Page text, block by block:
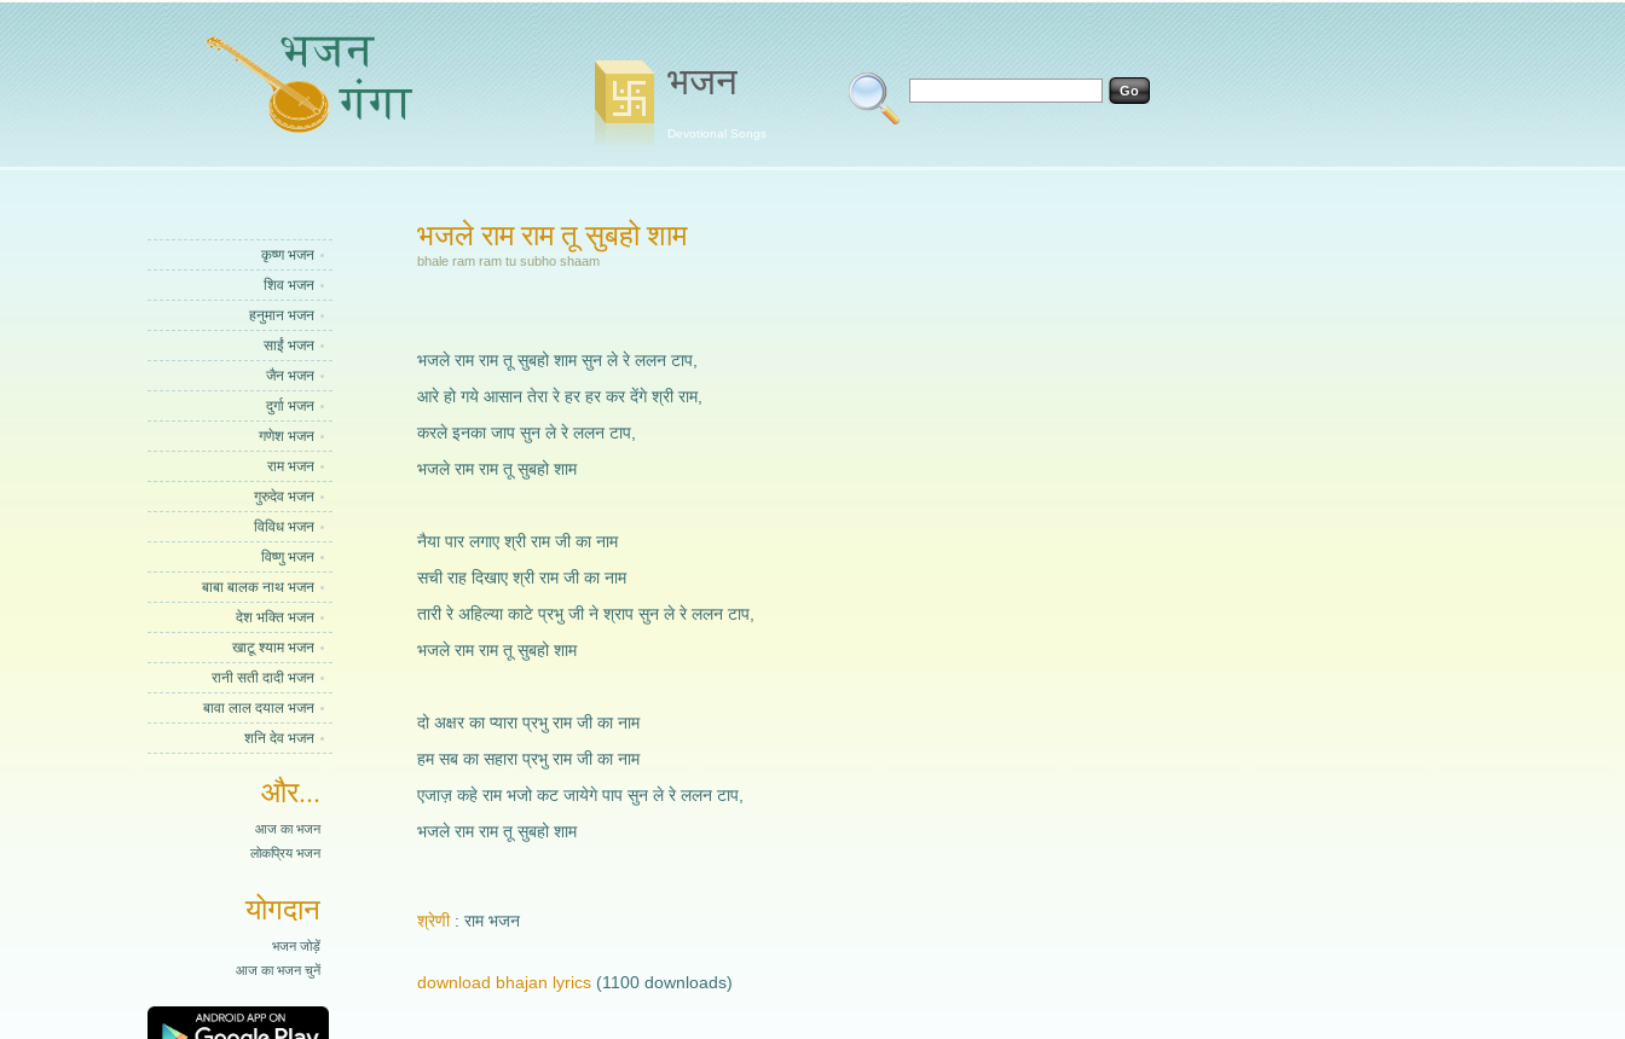
भजन
Devotional Songs
कृष्ण भजन
शिव भजन
हनुमान भजन
साईं भजन
जैन भजन
दुर्गा भजन
गणेश भजन
राम भजन
गुरुदेव भजन
विविध भजन
विष्णु भजन
बाबा बालक नाथ भजन
देश भक्ति भजन
खाटू श्याम भजन
रानी सती दादी भजन
बावा लाल दयाल भजन
शनि देव भजन
और...
आज का भजन
लोकप्रिय भजन
योगदान
भजन जोड़ें
आज का भजन चुनें
भजले राम राम तू सुबहो शाम
bhale ram ram tu subho shaam
भजले राम राम तू सुबहो शाम सुन ले रे ललन टाप,
आरे हो गये आसान तेरा रे हर हर कर देंगे श्री राम,
करले इनका जाप सुन ले रे ललन टाप,
भजले राम राम तू सुबहो शाम
नैया पार लगाए श्री राम जी का नाम
सची राह दिखाए श्री राम जी का नाम
तारी रे अहिल्या काटे प्रभु जी ने श्राप सुन ले रे ललन टाप,
भजले राम राम तू सुबहो शाम
दो अक्षर का प्यारा प्रभु राम जी का नाम
हम सब का सहारा प्रभु राम जी का नाम
एजाज़ कहे राम भजो कट जायेगे पाप सुन ले रे ललन टाप,
भजले राम राम तू सुबहो शाम
श्रेणी राम भजन
download bhajan lyrics (1100 downloads)